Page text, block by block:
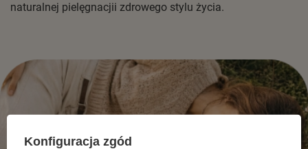
naturalnej pielęgnacjii zdrowego stylu życia.
Konfiguracja zgód